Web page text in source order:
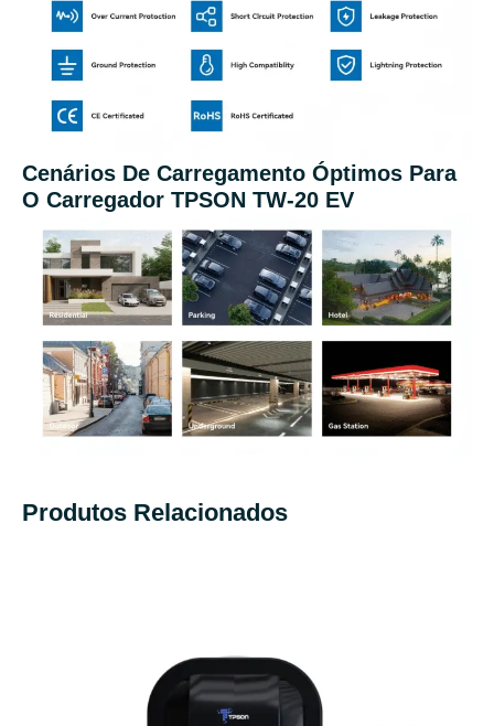
Cenários De Carregamento Óptimos Para
O Carregador TPSON TW-20 EV
Produtos Relacionados